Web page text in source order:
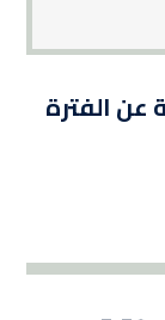
عن الفترة